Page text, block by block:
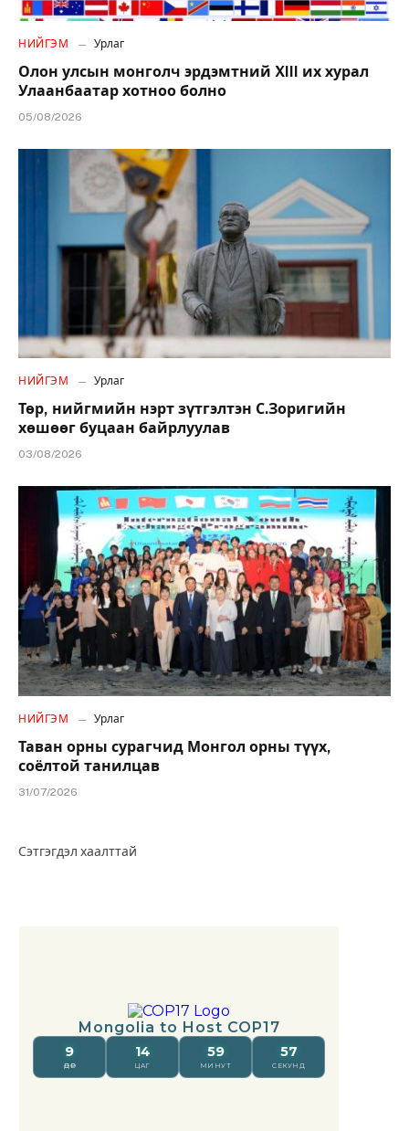
НИЙГЭМ Урлаг
Олон улсын монголч эрдэмтний XIII их хурал
Улаанбаатар хотноо болно
05/08/2026
НИЙГЭМ Урлаг
Төр, нийгмийн нэрт зүтгэлтэн С.Зоригийн
хөшөөг буцаан байрлуулав
03/08/2026
НИЙГЭМ Урлаг
Таван орны сурагчид Монгол орны түүх,
соёлтой танилцав
31/07/2026
Сэтгэгдэл хаалттай